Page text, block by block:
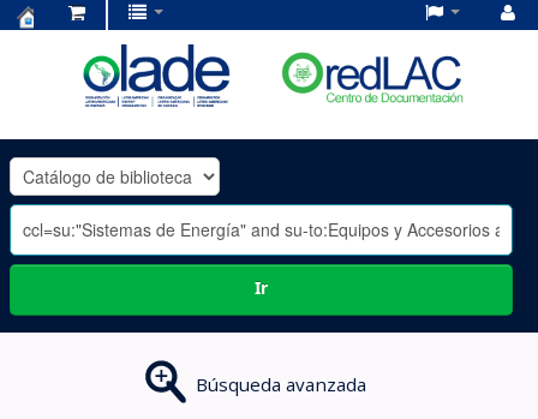
OLADE
-
Ir
Búsqueda avanzada